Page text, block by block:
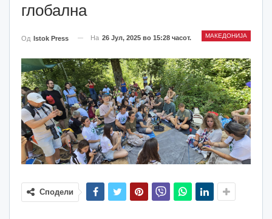
глобална
МАКЕДОНИЈА
Од Istok Press На 26 Јул, 2025 во 15:28 часот.
Сподели